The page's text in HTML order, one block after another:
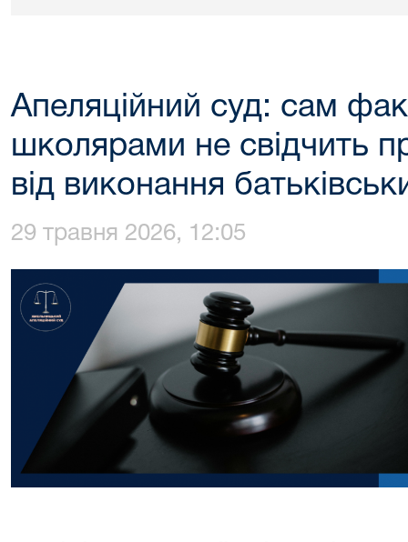
Апеляційний суд: сам
школярами не свідчить
від виконання
29 травня 2026, 12:05